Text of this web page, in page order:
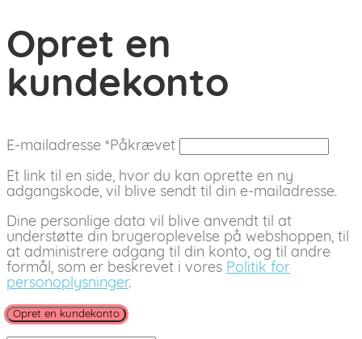
Opret en
kundekonto
E-mailadresse *Påkrævet
Et link til en side, hvor du kan oprette en ny
adgangskode, vil blive sendt til din e-mailadresse.
Dine personlige data vil blive anvendt til at
understøtte din brugeroplevelse på webshoppen, til
at administrere adgang til din konto, og til andre
formål, som er beskrevet i vores Politik for
personoplysninger.
Opret en kundekonto